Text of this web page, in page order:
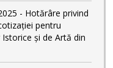
- Hotărâre privind
pentru
și de Artă din